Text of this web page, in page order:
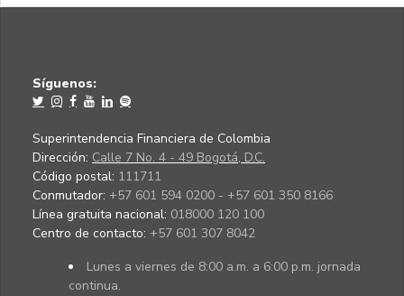
Síguenos:
Superintendencia Financiera de Colombia
Dirección: Calle 7 No. 4 - 49 Bogotá, D.C.
Código postal: 111711
Conmutador: +57 601 594 0200 - +57 601 350 8166
Línea gratuita nacional: 018000 120 100
Centro de contacto: +57 601 307 8042
Lunes a viernes de 8:00 a.m. a 6:00 p.m. jornada
continua.